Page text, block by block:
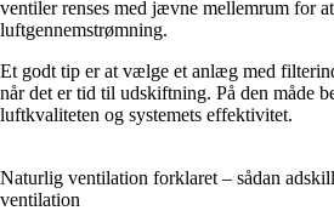
ventiler renses med jævne mellemrum for
luftgennemstrømning.
Et godt tip er at vælge et anlæg med
når det er tid til udskiftning. På den måde
luftkvaliteten og systemets effektivitet.
Naturlig ventilation forklaret – sådan
ventilation